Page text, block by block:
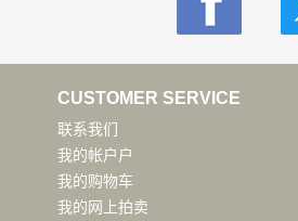
CUSTOMER SERVICE
联系我们
我的帐户户
我的购物车
我的网上拍卖